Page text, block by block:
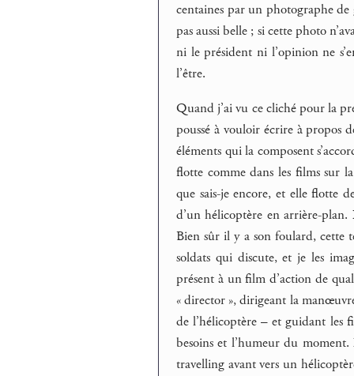
centaines par un photographe de
pas aussi belle ; si cette photo
ni le président ni l’opinion ne
l’être.
Quand j’ai vu ce cliché pour la
poussé à vouloir écrire à propos
éléments qui la composent
flotte comme dans les films sur
que sais-je encore, et elle flotte
d’un hélicoptère en arrière-
Bien sûr il y a son foulard, cette
soldats qui discute, et je les
présent à un film d’action de
« director », dirigeant la
de l’hélicoptère – et guidant les
besoins et l’humeur du
travelling avant vers un